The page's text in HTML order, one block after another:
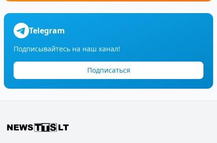
Telegram
Подписывайтесь на наш канал!
Подписаться